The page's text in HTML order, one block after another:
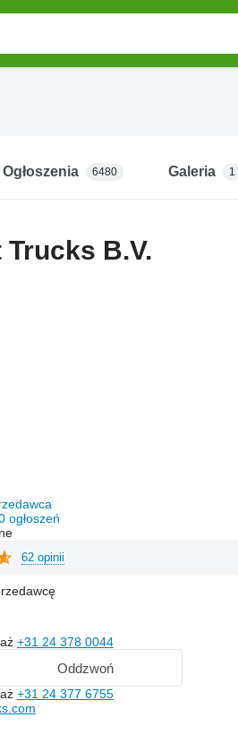
Ogłoszenia 6480 Galeria 1
B.V.
ogłoszeń
62 opinii
+31 24 378 0044
Oddzwoń
+31 24 377 6755